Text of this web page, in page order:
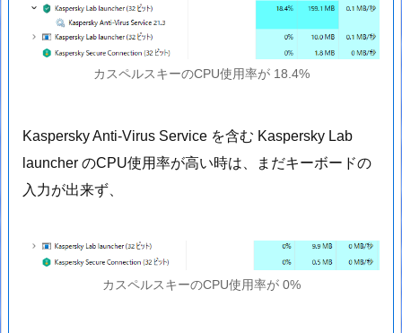
カスペルスキーのCPU使用率が 18.4%
Kaspersky Anti-Virus Service を含む Kaspersky Lab
launcher のCPU使用率が高い時は、まだキーボードの
入力が出来ず、
カスペルスキーのCPU使用率が 0%